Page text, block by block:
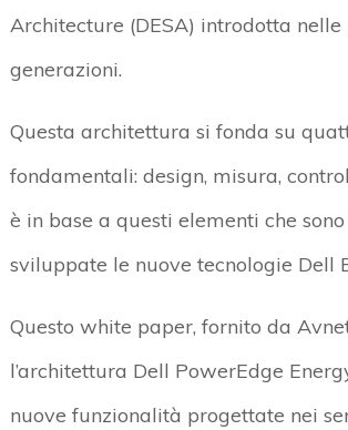
Architecture (DESA) introdotta nelle
generazioni.
Questa architettura si fonda su
fondamentali: design, misura,
è in base a questi elementi che
sviluppate le nuove tecnologie Dell
Questo white paper, fornito da
l’architettura Dell PowerEdge
nuove funzionalità progettate nei